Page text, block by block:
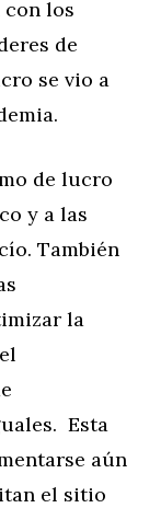
los
de
se vio a
de lucro
y a las
También
la
Esta
aún
el sitio